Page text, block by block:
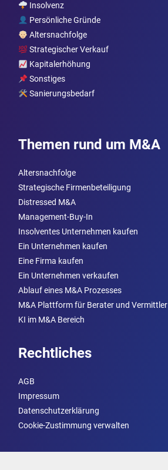
Insolvenz
Persönliche Gründe
Altersnachfolge
Strategischer Verkauf
Kapitalerhöhung
Sonstiges
Sanierungsbedarf
Themen rund um M&A
Altersnachfolge
Strategische Firmenbeteiligung
Distressed M&A
Management-Buy-In
Insolventes Unternehmen kaufen
Ein Unternehmen kaufen
Eine Firma kaufen
Ein Unternehmen verkaufen
Ablauf eines M&A Prozesses
M&A Plattform für Berater und Vermittler
KI im M&A Bereich
Rechtliches
AGB
Impressum
Datenschutzerklärung
Cookie-Zustimmung verwalten